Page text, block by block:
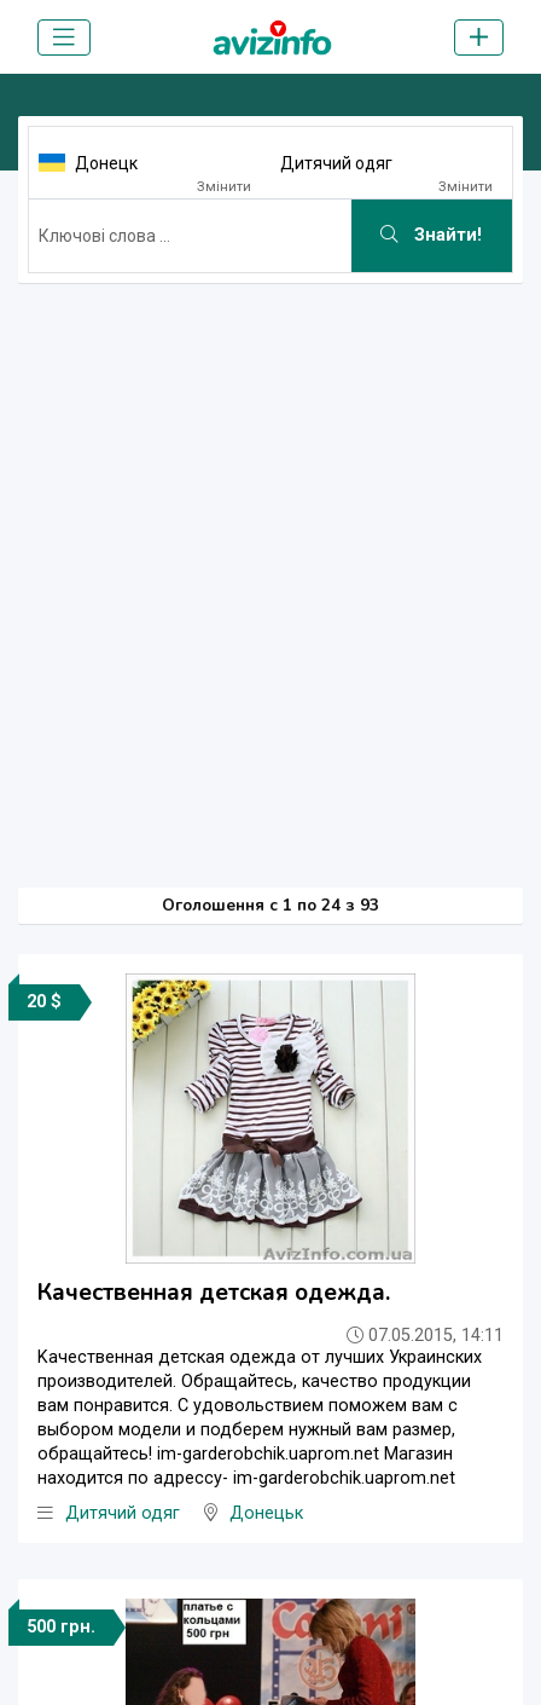
Донецк
Змінити
Дитячий одяг
Змінити
Знайти!
Оголошення c 1 по 24 з 93
20 $
Качественная детская одежда.
07.05.2015, 14:11
Kачественная детская одежда от лучших Украинских
производителей. Обращайтесь, качество продукции
вам понравится. С удовольствием поможем вам с
выбором модели и подберем нужный вам размер,
обращайтесь! im-garderobchik.uaprom.net Магазин
находится по адрессу- im-garderobchik.uaprom.net
Дитячий одяг
Донецьк
500 грн.